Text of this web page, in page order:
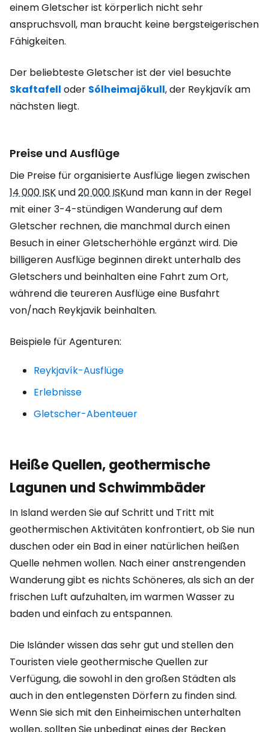
einem Gletscher ist körperlich nicht sehr
anspruchsvoll, man braucht keine bergsteigerischen
Fähigkeiten.
Der beliebteste Gletscher ist der viel besuchte
Skaftafell oder Sólheimajökull, der Reykjavík am
nächsten liegt.
Preise und Ausflüge
Die Preise für organisierte Ausflüge liegen zwischen
14 000 ISKund20 000 ISKund man kann in der Regel
mit einer 3-4-stündigen Wanderung auf dem
Gletscher rechnen, die manchmal durch einen
Besuch in einer Gletscherhöhle ergänzt wird. Die
billigeren Ausflüge beginnen direkt unterhalb des
Gletschers und beinhalten eine Fahrt zum Ort,
während die teureren Ausflüge eine Busfahrt
von/nach Reykjavik beinhalten.
Beispiele für Agenturen:
Reykjavík-Ausflüge
Erlebnisse
Gletscher-Abenteuer
Heiße Quellen, geothermische
Lagunen und Schwimmbäder
In Island werden Sie auf Schritt und Tritt mit
geothermischen Aktivitäten konfrontiert, ob Sie nun
duschen oder ein Bad in einer natürlichen heißen
Quelle nehmen wollen. Nach einer anstrengenden
Wanderung gibt es nichts Schöneres, als sich an der
frischen Luft aufzuhalten, im warmen Wasser zu
baden und einfach zu entspannen.
Die Isländer wissen das sehr gut und stellen den
Touristen viele geothermische Quellen zur
Verfügung, die sowohl in den großen Städten als
auch in den entlegensten Dörfern zu finden sind.
Wenn Sie sich mit den Einheimischen unterhalten